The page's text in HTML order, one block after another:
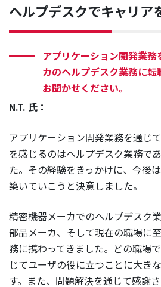
ヘルプデスクでキャリア
アプリケーション開発業
カのヘルプデスク業務に
お聞かせください。
N.T. 氏：
アプリケーション開発業務を通じ
を感じるのはヘルプデスク業務で
た。その経験をきっかけに、今後
築いていこうと決意しました。
精密機器メーカでのヘルプデスク
部品メーカ、そして現在の職場に
務に携わってきました。どの職場
じてユーザの役に立つことに大き
す。また、問題解決を通じて感謝